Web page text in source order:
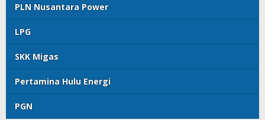
PLN Nusantara Power
LPG
SKK Migas
Pertamina Hulu Energi
PGN